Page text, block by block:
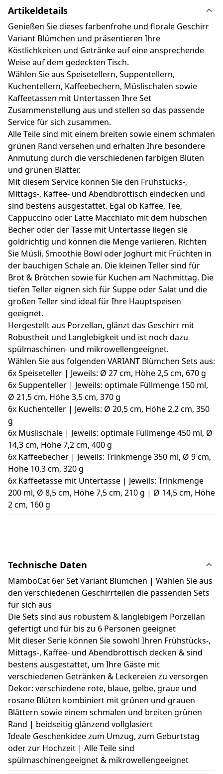
Artikeldetails
Genießen Sie dieses farbenfrohe und florale Geschirr
Variant Blümchen und präsentieren Ihre
Köstlichkeiten und Getränke auf eine ansprechende
Weise auf dem gedeckten Tisch.
Wählen Sie aus Speisetellern, Suppentellern,
Kuchentellern, Kaffeebechern, Müslischalen sowie
Kaffeetassen mit Untertassen Ihre Set
Zusammenstellung aus und stellen so das passende
Service für sich zusammen.
Alle Teile sind mit einem breiten sowie einem schmalen
grünen Rand versehen und erhalten Ihre besondere
Anmutung durch die verschiedenen farbigen Blüten
und grünen Blätter.
Mit diesem Service können Sie den Frühstücks-,
Mittags-, Kaffee- und Abendbrottisch eindecken und
sind bestens ausgestattet. Egal ob Kaffee, Tee,
Cappuccino oder Latte Macchiato mit dem hübschen
Becher oder der Tasse mit Untertasse liegen sie
goldrichtig und können die Menge variieren. Richten
Sie Müsli, Smoothie Bowl oder Joghurt mit Früchten in
der bauchigen Schale an. Die kleinen Teller sind für
Brot & Brötchen sowie für Kuchen am Nachmittag. Die
tiefen Teller eignen sich für Suppe oder Salat und die
großen Teller sind ideal für Ihre Hauptspeisen
geeignet.
Hergestellt aus Porzellan, glänzt das Geschirr mit
Robustheit und Langlebigkeit und ist noch dazu
spülmaschinen- und mikrowellengeeignet.
Wählen Sie aus folgenden VARIANT Blümchen Sets aus:
6x Speiseteller | Jeweils: Ø 27 cm, Höhe 2,5 cm, 670 g
6x Suppenteller | Jeweils: optimale Füllmenge 150 ml,
Ø 21,5 cm, Höhe 3,5 cm, 370 g
6x Kuchenteller | Jeweils: Ø 20,5 cm, Höhe 2,2 cm, 350
g
6x Müslischale | Jeweils: optimale Füllmenge 450 ml, Ø
14,3 cm, Höhe 7,2 cm, 400 g
6x Kaffeebecher | Jeweils: Trinkmenge 350 ml, Ø 9 cm,
Höhe 10,3 cm, 320 g
6x Kaffeetasse mit Untertasse | Jeweils: Trinkmenge
200 ml, Ø 8,5 cm, Höhe 7,5 cm, 210 g | Ø 14,5 cm, Höhe
2 cm, 160 g
Technische Daten
MamboCat 6er Set Variant Blümchen | Wählen Sie aus
den verschiedenen Geschirrteilen die passenden Sets
für sich aus
Die Sets sind aus robustem & langlebigem Porzellan
gefertigt und für bis zu 6 Personen geeignet
Mit dieser Serie können Sie sowohl Ihren Frühstücks-,
Mittags-, Kaffee- und Abendbrottisch decken & sind
bestens ausgestattet, um Ihre Gäste mit
verschiedenen Getränken & Leckereien zu versorgen
Dekor: verschiedene rote, blaue, gelbe, graue und
rosane Blüten kombiniert mit grünen und grauen
Blättern sowie einem schmalen und breiten grünen
Rand | beidseitig glänzend vollglasiert
Ideale Geschenkidee zum Umzug, zum Geburtstag
oder zur Hochzeit | Alle Teile sind
spülmaschinengeeignet & mikrowellengeeignet